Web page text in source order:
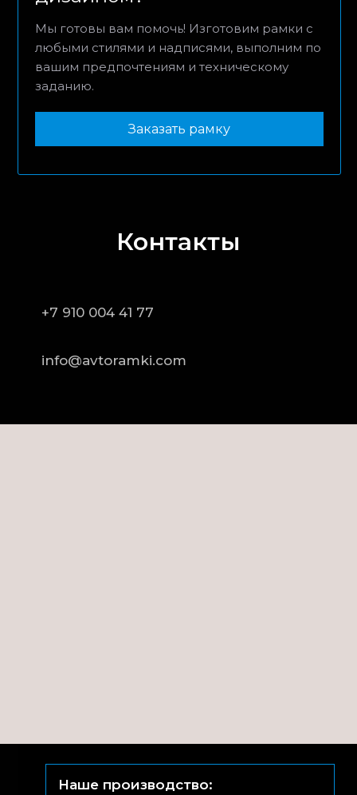
Мы готовы вам помочь! Изготовим рамки с
любыми стилями и надписями, выполним по
вашим предпочтениям и техническому
заданию.
Заказать рамку
Контакты
+7 910 004 41 77
info@avtoramki.com
Наше производство: